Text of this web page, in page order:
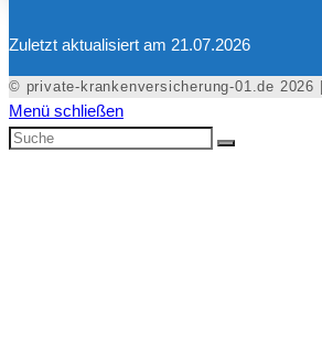
Zuletzt aktualisiert am 21.07.2026
© private-krankenversicherung-01.de 2026 |
Menü schließen